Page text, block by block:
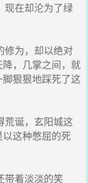
在却沦为了绿
为，却以绝对
，几掌之间，就
狠狠地踩死了这
诞，玄阳城这
这种憋屈的死
着淡淡的笑